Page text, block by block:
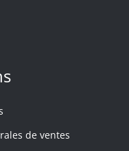
de ventes